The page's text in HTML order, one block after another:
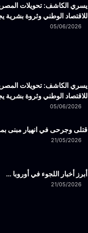
يسري الكاشف: تحويلات
للاقتصاد الوطني وثروة بشرية
05/06/2026
يسري الكاشف: تحويلات
للاقتصاد الوطني وثروة بشرية
05/06/2026
قتلى وجرحى في انهيار مبنى
21/05/2026
أبرز أخبار اللجوء في أوروبا …
21/05/2026